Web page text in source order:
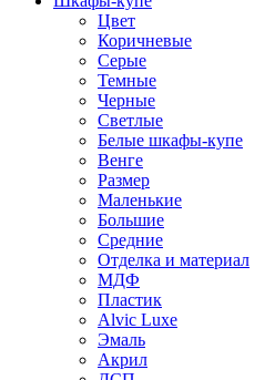
Цвет
Коричневые
Серые
Темные
Черные
Светлые
Белые шкафы-купе
Венге
Размер
Маленькие
Большие
Средние
Отделка и материал
МДФ
Пластик
Alvic Luxe
Эмаль
Акрил